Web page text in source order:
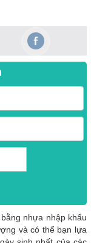
nhựa nhập khẩu
và có thể bạn lựa